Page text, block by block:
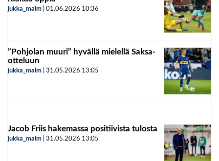
jukka_malm 01.06.2026 10:36
”Pohjolan muuri” hyvällä mielellä Saksa-
otteluun
jukka_malm 31.05.2026 13:05
Jacob Friis hakemassa positiivista tulosta
jukka_malm 31.05.2026 13:05